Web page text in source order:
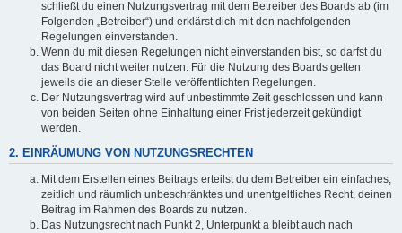
schließt du einen Nutzungsvertrag mit dem Betreiber des Boards ab (im
Folgenden „Betreiber“) und erklärst dich mit den nachfolgenden
Regelungen einverstanden.
Wenn du mit diesen Regelungen nicht einverstanden bist, so darfst du
das Board nicht weiter nutzen. Für die Nutzung des Boards gelten
jeweils die an dieser Stelle veröffentlichten Regelungen.
Der Nutzungsvertrag wird auf unbestimmte Zeit geschlossen und kann
von beiden Seiten ohne Einhaltung einer Frist jederzeit gekündigt
werden.
2. EINRÄUMUNG VON NUTZUNGSRECHTEN
Mit dem Erstellen eines Beitrags erteilst du dem Betreiber ein einfaches,
zeitlich und räumlich unbeschränktes und unentgeltliches Recht, deinen
Beitrag im Rahmen des Boards zu nutzen.
Das Nutzungsrecht nach Punkt 2, Unterpunkt a bleibt auch nach